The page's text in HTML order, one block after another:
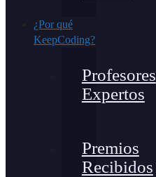
¿Por qué
KeepCoding?
Profesores
Expertos
Premios
Recibidos